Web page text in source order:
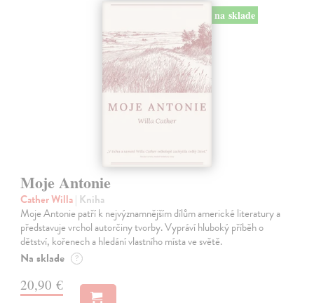
na sklade
Moje Antonie
Cather Willa| Kniha
Moje Antonie patří k nejvýznamnějším dílům americké literatury a
představuje vrchol autorčiny tvorby. Vypráví hluboký příběh o
dětství, kořenech a hledání vlastního místa ve světě.
Na sklade ?
20,90 €